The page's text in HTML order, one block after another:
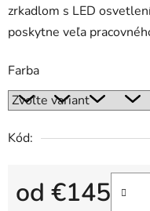
zrkadlom s LED
poskytne veľa
Farba
Kód:
od €145